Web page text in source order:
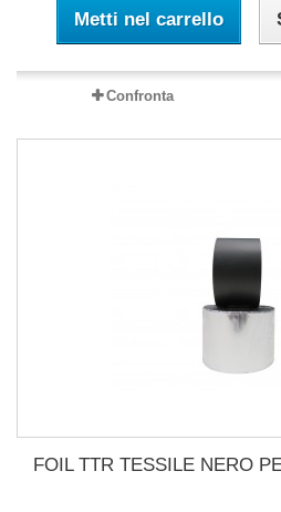
Metti nel carrello
Confronta
FOIL TTR TESSILE NERO